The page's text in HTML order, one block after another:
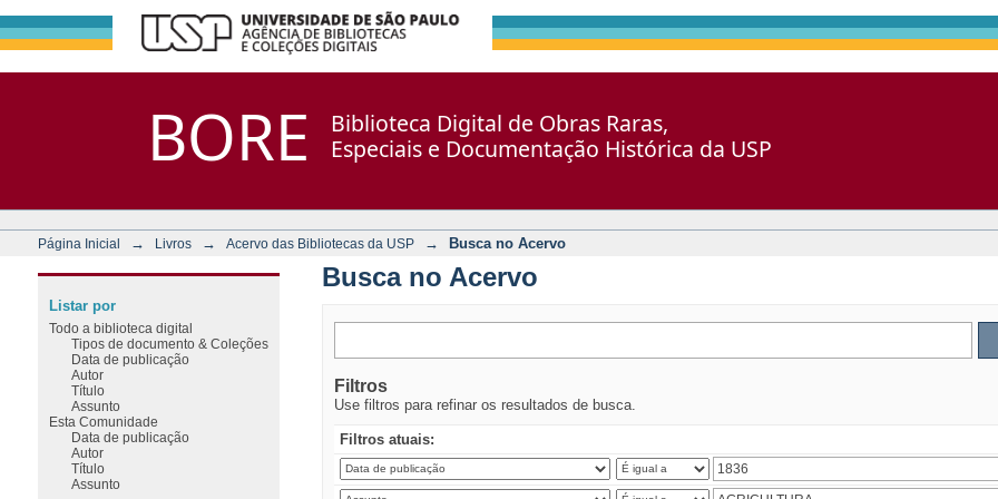
BORE
Biblioteca Digital de Obras Raras,
Especiais e Documentação Histórica da USP
Página Inicial → Livros → Acervo das Bibliotecas da USP → Busca no Acervo
Busca no Acervo
Filtros
Use filtros para refinar os resultados de busca.
Filtros atuais:
Listar por
Todo a biblioteca digital
Tipos de documento & Coleções
Data de publicação
Autor
Título
Assunto
Esta Comunidade
Data de publicação
Autor
Título
Assunto